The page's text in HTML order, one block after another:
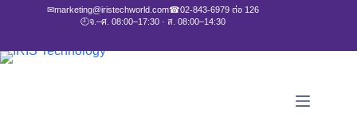
✉marketing@iristechworld.com☎02-843-6979 ต่อ 126
🕘จ.–ศ. 08:00–17:30 · ส. 08:00–14:30